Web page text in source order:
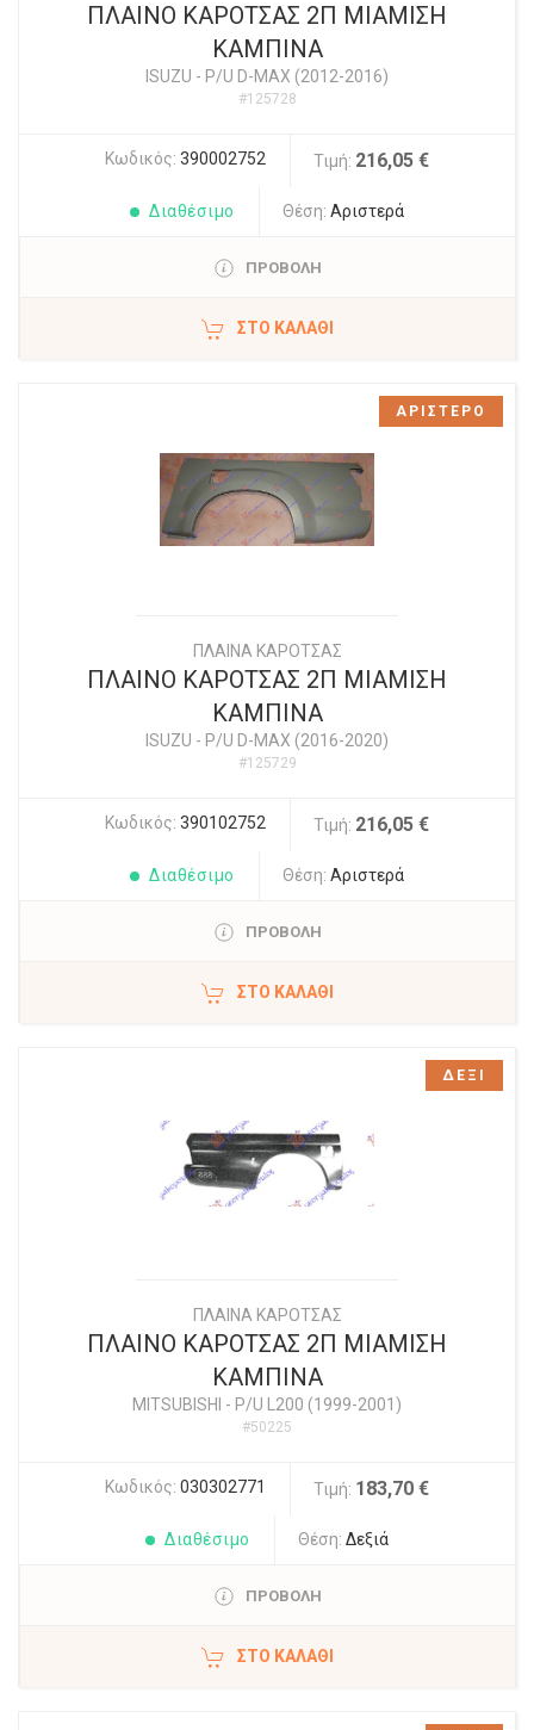
ΠΛΑΙΝΟ ΚΑΡΟΤΣΑΣ 2Π ΜΙΑΜΙΣΗ
ΚΑΜΠΙΝΑ
ISUZU - P/U D-MAX (2012-2016)
#125728
Κωδικός: 390002752 Τιμή: 216,05 €
Διαθέσιμο Θέση: Αριστερά
ΠΡΟΒΟΛΗ
ΣΤΟ ΚΑΛΆΘΙ
ΠΛΑΙΝΑ ΚΑΡΟΤΣΑΣ
ΠΛΑΙΝΟ ΚΑΡΟΤΣΑΣ 2Π ΜΙΑΜΙΣΗ
ΚΑΜΠΙΝΑ
ISUZU - P/U D-MAX (2016-2020)
#125729
Κωδικός: 390102752 Τιμή: 216,05 €
Διαθέσιμο Θέση: Αριστερά
ΠΡΟΒΟΛΗ
ΣΤΟ ΚΑΛΆΘΙ
ΑΡΙΣΤΕΡΟ
ΠΛΑΙΝΑ ΚΑΡΟΤΣΑΣ
ΠΛΑΙΝΟ ΚΑΡΟΤΣΑΣ 2Π ΜΙΑΜΙΣΗ
ΚΑΜΠΙΝΑ
MITSUBISHI - P/U L200 (1999-2001)
#50225
Κωδικός: 030302771 Τιμή: 183,70 €
Διαθέσιμο Θέση: Δεξιά
ΠΡΟΒΟΛΗ
ΣΤΟ ΚΑΛΆΘΙ
ΔΕΞΙ